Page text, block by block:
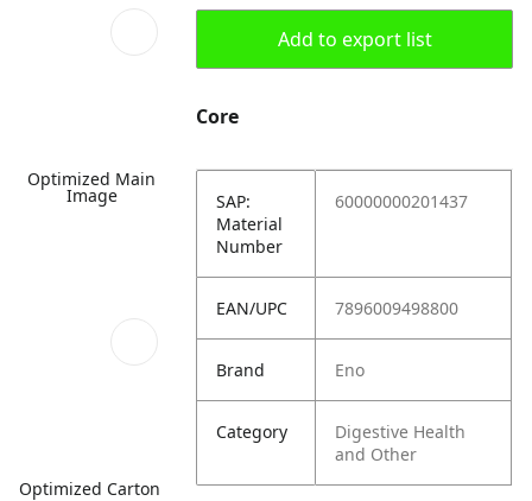
Optimized Main
Image
Optimized Carton
Add to export list
Core
SAP:
Material
Number
60000000201437
EAN/UPC 7896009498800
Brand Eno
Category
Digestive Health
and Other